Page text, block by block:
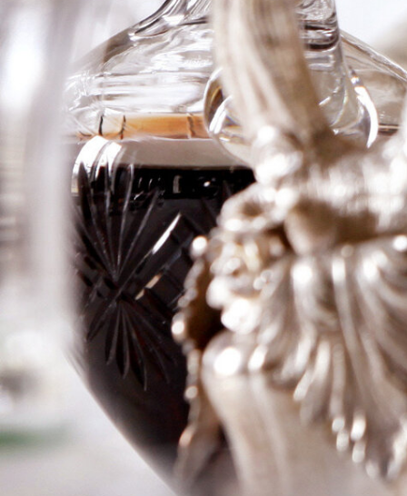
2018 Clos de
Vougeot Grand
Cru
Logga in för att se priset
Art.nr: 20136-01
Information
Producent Mongeard Mugneret
Årgång 2018
Land Frankrike
Område Bourgogne
Färg Rött
75cl